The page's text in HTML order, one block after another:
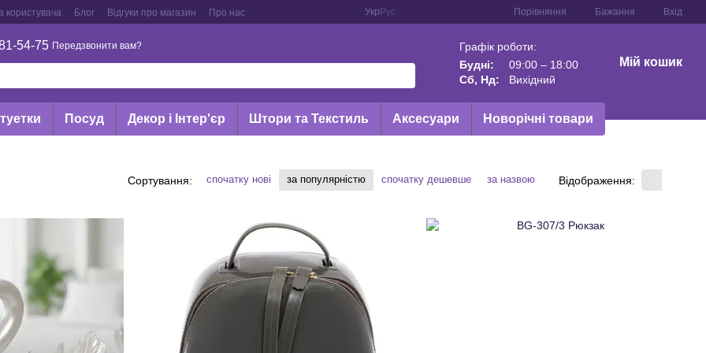
користувача Блог Відгуки про магазин Про нас Укр Рус Порівняння Бажання Вхід
54-75 Передзвонити вам?
Графік роботи:
Будні:
09:00 – 18:00
Сб, Нд:
Вихідний
Мій кошик
Посуд Декор і Інтер'єр Штори та Текстиль Аксесуари Новорічні товари
Сортування: спочатку нові за популярністю спочатку дешевше за назвою Відображення: